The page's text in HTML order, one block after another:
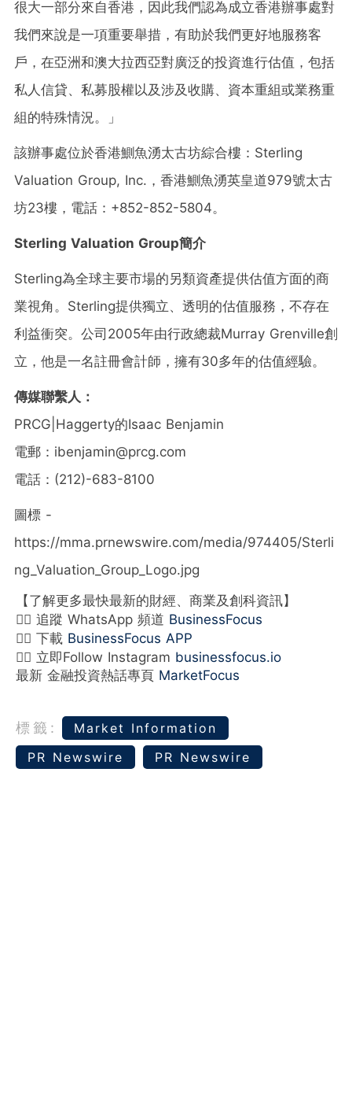
很大一部分來自香港，因此我們認為成立香港辦事處對
我們來說是一項重要舉措，有助於我們更好地服務客
戶，在亞洲和澳大拉西亞對廣泛的投資進行估值，包括
私人信貸、私募股權以及涉及收購、資本重組或業務重
組的特殊情況。」
該辦事處位於香港鰂魚湧太古坊綜合樓：Sterling
Valuation Group, Inc.，香港鰂魚湧英皇道979號太古
坊23樓，電話：+852-852-5804。
Sterling Valuation Group簡介
Sterling為全球主要市場的另類資產提供估值方面的商
業視角。Sterling提供獨立、透明的估值服務，不存在
利益衝突。公司2005年由行政總裁Murray Grenville創
立，他是一名註冊會計師，擁有30多年的估值經驗。
傳媒聯繫人：
PRCG|Haggerty的Isaac Benjamin
電郵：ibenjamin@prcg.com
電話：(212)-683-8100
圖標 -
https://mma.prnewswire.com/media/974405/Sterli
ng_Valuation_Group_Logo.jpg
【了解更多最快最新的財經、商業及創科資訊】
👉🏻 追蹤 WhatsApp 頻道 BusinessFocus
👉🏻 下載 BusinessFocus APP
👉🏻 立即Follow Instagram businessfocus.io
最新 金融投資熱話專頁 MarketFocus
標籤:
Market Information
PR Newswire
PR Newswire